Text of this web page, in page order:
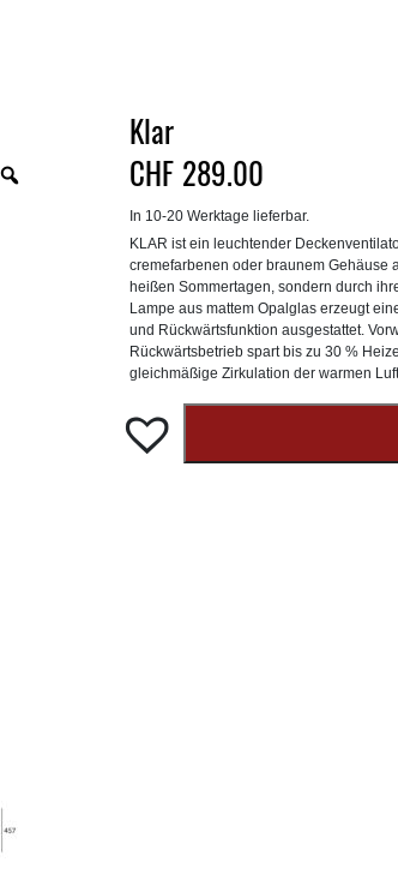
Klar
CHF 289.00
In 10-20 Werktage lieferbar.
KLAR ist ein leuchtender
cremefarbenen oder braunem Gehäuse
heißen Sommertagen, sondern durch
Lampe aus mattem Opalglas erzeugt
und Rückwärtsfunktion ausgestattet.
Rückwärtsbetrieb spart bis zu 30 %
gleichmäßige Zirkulation der warmen